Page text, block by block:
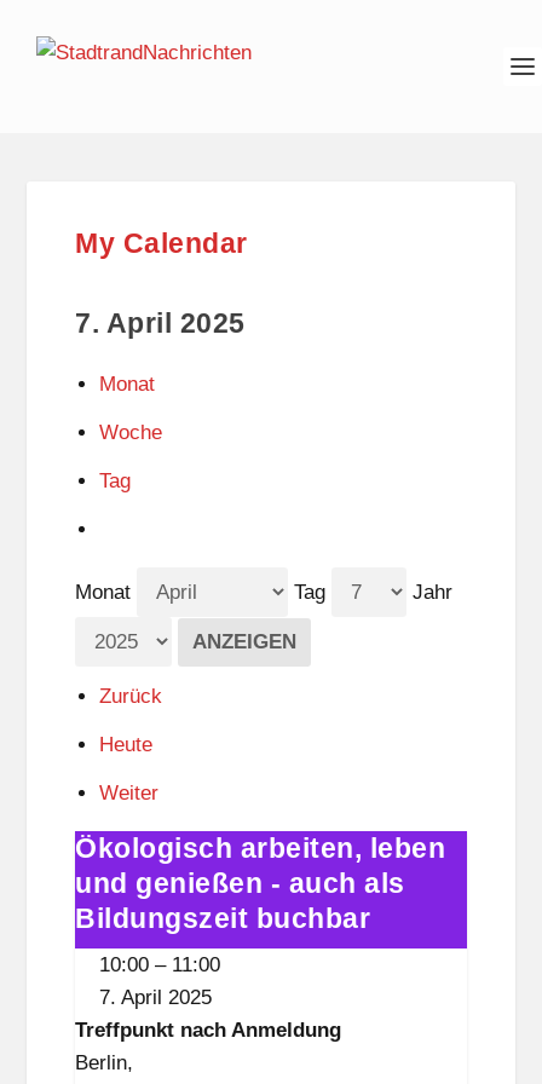
My Calendar
7. April 2025
Monat
Woche
Tag
Monat Tag Jahr
Zurück
Heute
Weiter
Ökologisch
arbeiten,
leben
und
genießen
auch
als
Ökologisch arbeiten, leben
und genießen - auch als
Bildungszeit buchbar
10:00 – 11:00
7. April 2025
Treffpunkt nach Anmeldung
Berlin,